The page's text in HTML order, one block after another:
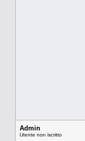
Admin
Utente non iscritto